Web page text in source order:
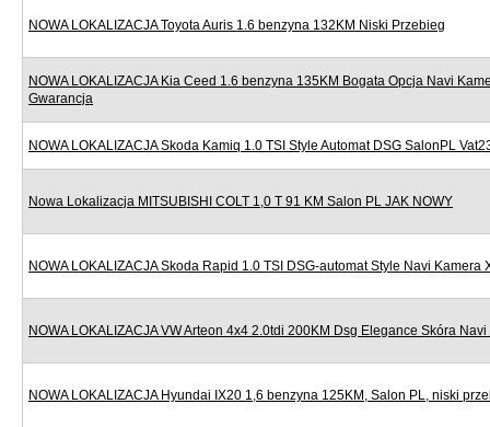
NOWA LOKALIZACJA Toyota Auris 1.6 benzyna 132KM Niski Przebieg
NOWA LOKALIZACJA Kia Ceed 1.6 benzyna 135KM Bogata Opcja Navi
Gwarancja
NOWA LOKALIZACJA Skoda Kamiq 1.0 TSI Style Automat DSG SalonPL
Nowa Lokalizacja MITSUBISHI COLT 1,0 T 91 KM Salon PL JAK NOWY
NOWA LOKALIZACJA Skoda Rapid 1.0 TSI DSG-automat Style Navi Kamera
NOWA LOKALIZACJA VW Arteon 4x4 2.0tdi 200KM Dsg Elegance Skóra
NOWA LOKALIZACJA Hyundai IX20 1,6 benzyna 125KM, Salon PL, niski